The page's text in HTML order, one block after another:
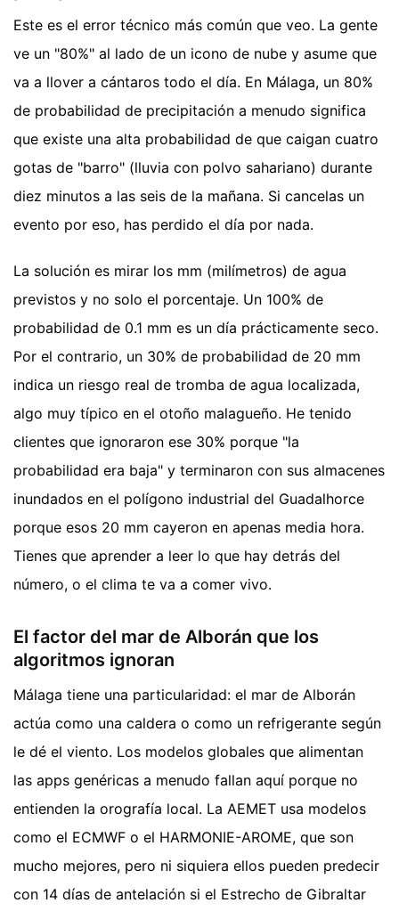
Este es el error técnico más común que veo. La gente
ve un "80%" al lado de un icono de nube y asume que
va a llover a cántaros todo el día. En Málaga, un 80%
de probabilidad de precipitación a menudo significa
que existe una alta probabilidad de que caigan cuatro
gotas de "barro" (lluvia con polvo sahariano) durante
diez minutos a las seis de la mañana. Si cancelas un
evento por eso, has perdido el día por nada.
La solución es mirar los mm (milímetros) de agua
previstos y no solo el porcentaje. Un 100% de
probabilidad de 0.1 mm es un día prácticamente seco.
Por el contrario, un 30% de probabilidad de 20 mm
indica un riesgo real de tromba de agua localizada,
algo muy típico en el otoño malagueño. He tenido
clientes que ignoraron ese 30% porque "la
probabilidad era baja" y terminaron con sus almacenes
inundados en el polígono industrial del Guadalhorce
porque esos 20 mm cayeron en apenas media hora.
Tienes que aprender a leer lo que hay detrás del
número, o el clima te va a comer vivo.
El factor del mar de Alborán que los
algoritmos ignoran
Málaga tiene una particularidad: el mar de Alborán
actúa como una caldera o como un refrigerante según
le dé el viento. Los modelos globales que alimentan
las apps genéricas a menudo fallan aquí porque no
entienden la orografía local. La AEMET usa modelos
como el ECMWF o el HARMONIE-AROME, que son
mucho mejores, pero ni siquiera ellos pueden predecir
con 14 días de antelación si el Estrecho de Gibraltar